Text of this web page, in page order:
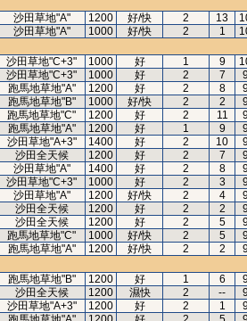
沙田草地"A" 1200 好/快 2 13
沙田草地"A" 1000 好/快 2 1
沙田草地"C+3" 1000 好 1 9
沙田草地"C+3" 1000 好 2 7
跑馬地草地"A" 1200 好 2 8
跑馬地草地"B" 1000 好/快 2 2
跑馬地草地"C" 1200 好 2 11
跑馬地草地"A" 1200 好 1 9
沙田草地"A+3" 1400 好 2 10
沙田全天候 1200 好 2 7
沙田草地"A" 1400 好 2 8
沙田草地"C+3" 1000 好 2 3
沙田草地"A" 1200 好/快 2 4
沙田全天候 1200 好 2 2
沙田全天候 1200 好 2 5
跑馬地草地"C" 1000 好/快 2 5
跑馬地草地"A" 1200 好/快 2 2
跑馬地草地"B" 1200 好 1 6
沙田全天候 1200 濕快 2 --
沙田草地"A+3" 1200 好 2 1